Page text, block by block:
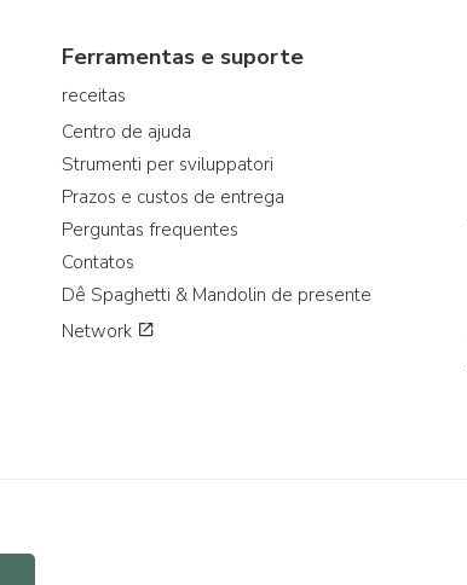
Ferramentas e suporte
receitas
Centro de ajuda
Strumenti per sviluppatori
Prazos e custos de entrega
Perguntas frequentes
Contatos
Dê Spaghetti & Mandolin de presente
Network